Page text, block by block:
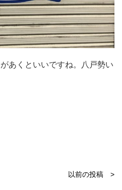
あくといいですね。八戸勢い
以前の投稿 >